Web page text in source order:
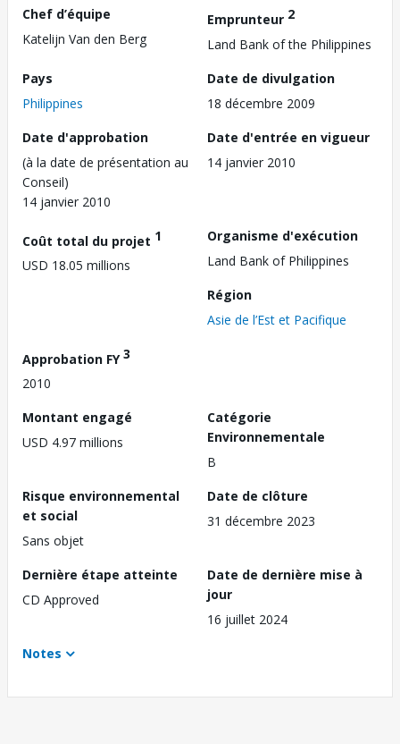
Chef d’équipe
Katelijn Van den Berg
Emprunteur 2
Land Bank of the Philippines
Pays
Philippines
Date de divulgation
18 décembre 2009
Date d'approbation
(à la date de présentation au
Conseil)
14 janvier 2010
Date d'entrée en vigueur
14 janvier 2010
Coût total du projet 1
USD 18.05 millions
Organisme d'exécution
Land Bank of Philippines
Région
Asie de l’Est et Pacifique
Approbation FY3
2010
Montant engagé
USD 4.97 millions
Catégorie
Environnementale
B
Risque environnemental
et social
Sans objet
Date de clôture
31 décembre 2023
Dernière étape atteinte
CD Approved
Date de dernière mise à
jour
16 juillet 2024
Notes